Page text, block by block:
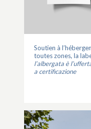
Soutien à
toutes zones, la
l’albergata è
a certificazione